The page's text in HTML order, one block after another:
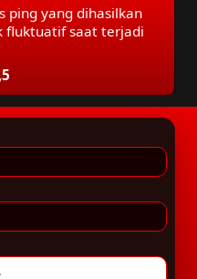
ping yang dihasilkan
fluktuatif saat terjadi